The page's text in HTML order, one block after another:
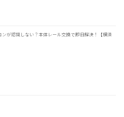
が認識しない？本体レール交換で即日解決！【横須